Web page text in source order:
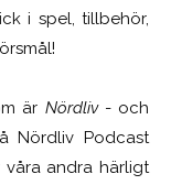
i spel, tillbehör,
är Nördliv- och
Nördliv Podcast
våra andra härligt